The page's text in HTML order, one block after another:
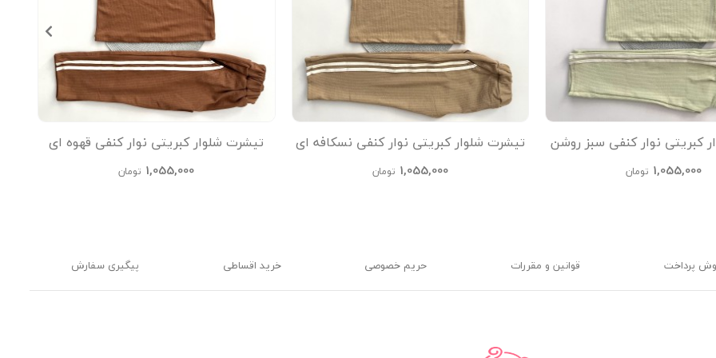
کبریتی نوار کنفی سبز روشن
kids
1,055,000 تومان
تیشرت شلوار کبریتی نوار کنفی نسکافه ای
kids
1,055,000 تومان
تیشرت شلوار کبریتی نوار کنفی قهوه ای
kids
1,055,000 تومان
پرداخت قوانین و مقررات حریم خصوصی خرید اقساطی پیگیری سفارش